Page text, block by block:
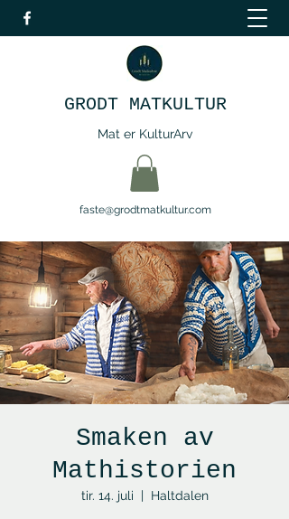
GRODT MATKULTUR
Mat er KulturArv
faste@grodtmatkultur.com
Smaken av
Mathistorien
tir. 14. juli
  |
Haltdalen